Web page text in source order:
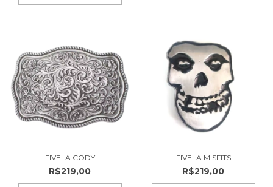
FIVELA CODY
R$219,00
FIVELA MISFITS
R$219,00